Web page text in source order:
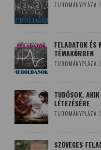
TUDOMÁNYPLÁZA
FELADATOK ÉS
TÉMAKÖRBEN
TUDOMÁNYPLÁZA
TUDÓSOK,
LÉTEZÉSÉRE
TUDOMÁNYPLÁZA
SZÖVEGES